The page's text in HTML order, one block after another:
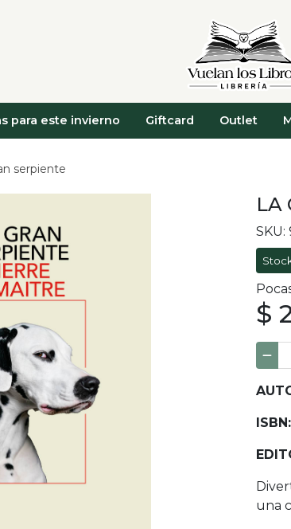
para este invierno Giftcard Outlet
serpiente
LA
SKU:
$
una